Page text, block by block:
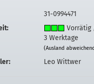
31-0994471
Vorrätig
3 Werktage
(Ausland
Leo Wittwer